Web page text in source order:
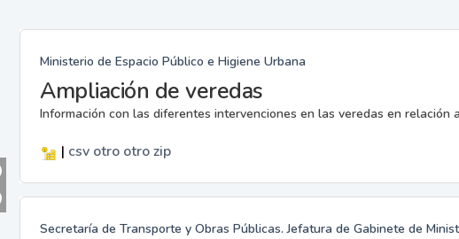
Ministerio de Espacio Público e Higiene Urbana
Ampliación de veredas
Información con las diferentes intervenciones en las veredas en relación
| csv otro otrozip
Secretaría de Transporte y Obras Públicas. Jefatura de Gabinete de